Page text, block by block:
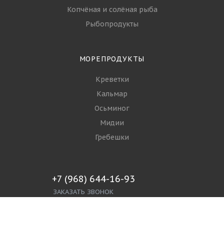
Копчёная и солёная рыба
Рыбопродукты
МОРЕПРОДУКТЫ
Креветки
Кальмар
Осьминог
Мидии
Гребешки
+7 (968) 644-16-93
ЗАКАЗАТЬ ЗВОНОК